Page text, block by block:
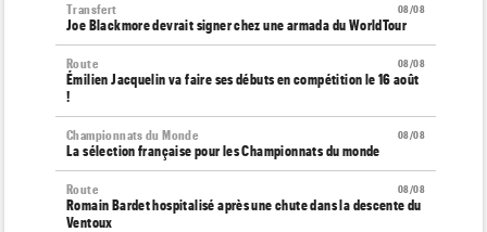
08/08
Transfert
Joe Blackmore devrait signer chez une armada du WorldTour
08/08
Route
Émilien Jacquelin va faire ses débuts en compétition le 16 août
!
08/08
Championnats du Monde
La sélection française pour les Championnats du monde
08/08
Route
Romain Bardet hospitalisé après une chute dans la descente du
Ventoux